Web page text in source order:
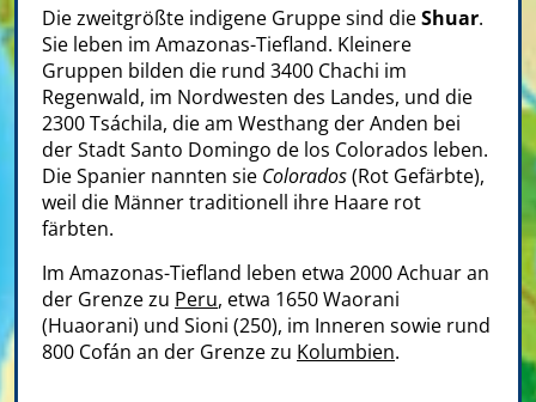
Die zweitgrößte indigene Gruppe sind dieShuar.
Sie leben im Amazonas-Tiefland. Kleinere
Gruppen bilden die rund 3400 Chachi im
Regenwald, im Nordwesten des Landes, und die
2300 Tsáchila, die am Westhang der Anden bei
der Stadt Santo Domingo de los Colorados leben.
Die Spanier nannten sie Colorados(Rot Gefärbte),
weil die Männer traditionell ihre Haare rot
färbten.
Im Amazonas-Tiefland leben etwa 2000 Achuar an
der Grenze zu Peru, etwa 1650 Waorani
(Huaorani) und Sioni (250), im Inneren sowie rund
800 Cofán an der Grenze zu Kolumbien.